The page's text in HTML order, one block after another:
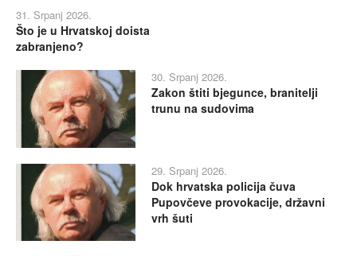
31. Srpanj 2026.
Što je u Hrvatskoj doista
zabranjeno?
30. Srpanj 2026.
Zakon štiti bjegunce, branitelji
trunu na sudovima
29. Srpanj 2026.
Dok hrvatska policija čuva
Pupovčeve provokacije, državni
vrh šuti